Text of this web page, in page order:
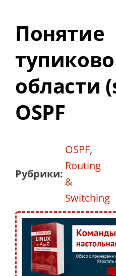
Понятие
области
OSPF
Рубрики:
OSPF,
Routing
&
Switching